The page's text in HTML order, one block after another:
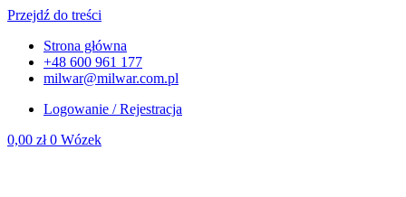
Przejdź do treści
Strona główna
+48 600 961 177
milwar@milwar.com.pl
Logowanie / Rejestracja
0,00 zł 0 Wózek